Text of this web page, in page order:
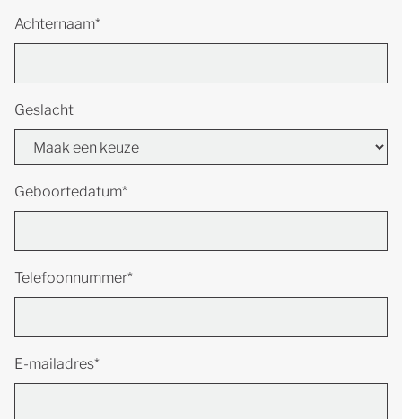
Achternaam*
Geslacht
Geboortedatum*
Telefoonnummer*
E-mailadres*